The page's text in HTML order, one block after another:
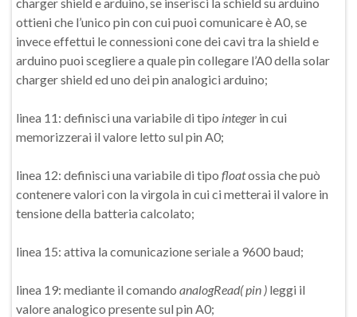
ottieni che l’unico pin con cui puoi comunicare è A0, se
invece effettui le connessioni cone dei cavi tra la shield e
arduino puoi scegliere a quale pin collegare l’A0 della solar
charger shield ed uno dei pin analogici arduino;
linea 11: definisci una variabile di tipo integer in cui
memorizzerai il valore letto sul pin A0;
linea 12: definisci una variabile di tipo floatossia che può
contenere valori con la virgola in cui ci metterai il valore in
tensione della batteria calcolato;
linea 15: attiva la comunicazione seriale a 9600 baud;
linea 19: mediante il comando analogRead( pin ) leggi il
valore analogico presente sul pin A0;